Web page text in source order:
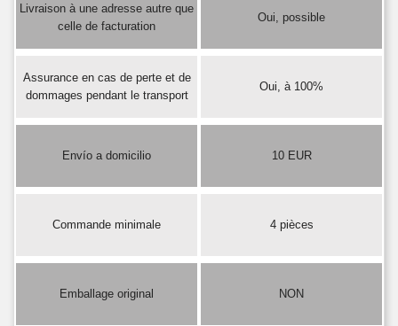
Livraison à une adresse autre que
celle de facturation
Oui, possible
Assurance en cas de perte et de
dommages pendant le transport
Oui, à 100%
Envío a domicilio 10 EUR
Commande minimale 4 pièces
Emballage original NON